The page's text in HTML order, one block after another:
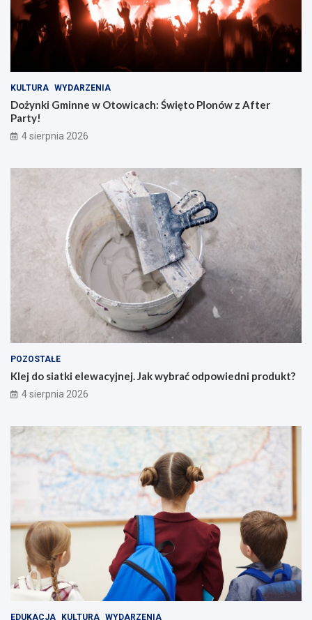
KULTURA WYDARZENIA
Dożynki Gminne w Otowicach: Święto Plonów z After
Party!
4 sierpnia 2026
POZOSTAŁE
Klej do siatki elewacyjnej. Jak wybrać odpowiedni produkt?
4 sierpnia 2026
EDUKACJA KULTURA WYDARZENIA